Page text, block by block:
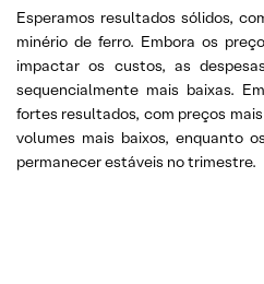
Esperamos resultados sólidos,
minério de ferro. Embora os
impactar os custos, as
sequencialmente mais baixas.
fortes resultados, com preços
volumes mais baixos, enquanto
permanecer estáveis ​​no trimestre.